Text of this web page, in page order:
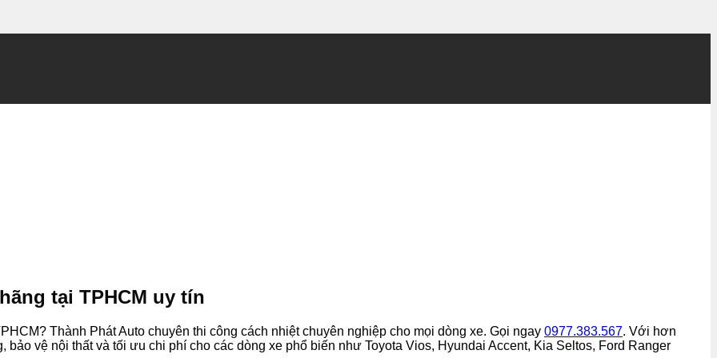
tại TPHCM uy tín
Thành Phát Auto chuyên thi công cách nhiệt chuyên nghiệp cho mọi dòng xe. Gọi ngay 0977.383.567. Với hơn
vệ nội thất và tối ưu chi phí cho các dòng xe phổ biến như Toyota Vios, Hyundai Accent, Kia Seltos, Ford Ranger